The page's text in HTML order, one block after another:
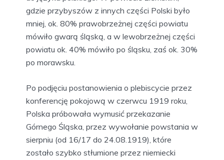
gdzie przybyszów z innych części Polski było
mniej, ok. 80% prawobrzeżnej części powiatu
mówiło gwarą śląską, a w lewobrzeżnej części
powiatu ok. 40% mówiło po śląsku, zaś ok. 30%
po morawsku.
Po podjęciu postanowienia o plebiscycie przez
konferencję pokojową w czerwcu 1919 roku,
Polska próbowała wymusić przekazanie
Górnego Śląska, przez wywołanie powstania w
sierpniu (od 16/17 do 24.08.1919), które
zostało szybko stłumione przez niemiecki